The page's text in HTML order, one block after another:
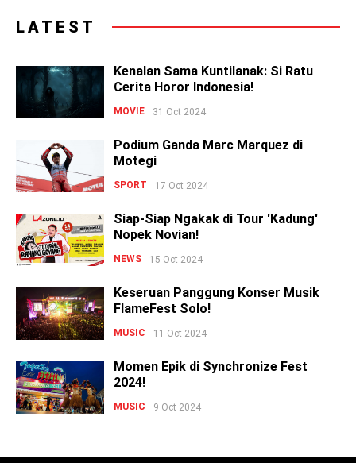
LATEST
Kenalan Sama Kuntilanak: Si Ratu
Cerita Horor Indonesia!
MOVIE 31 Oct 2024
Podium Ganda Marc Marquez di
Motegi
SPORT 17 Oct 2024
Siap-Siap Ngakak di Tour 'Kadung'
Nopek Novian!
NEWS 15 Oct 2024
Keseruan Panggung Konser Musik
FlameFest Solo!
MUSIC 11 Oct 2024
Momen Epik di Synchronize Fest
2024!
MUSIC 9 Oct 2024